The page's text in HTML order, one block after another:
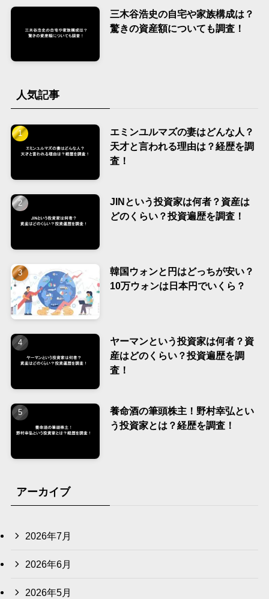
三木谷浩史の自宅や家族構成は？
驚きの資産額についても調査！
人気記事
エミンユルマズの妻はどんな人？
天才と言われる理由は？経歴を調
査！
JINという投資家は何者？資産は
どのくらい？投資遍歴を調査！
韓国ウォンと円はどっちが安い？
10万ウォンは日本円でいくら？
ヤーマンという投資家は何者？資
産はどのくらい？投資遍歴を調
査！
養命酒の筆頭株主！野村幸弘とい
う投資家とは？経歴を調査！
アーカイブ
2026年7月
2026年6月
2026年5月